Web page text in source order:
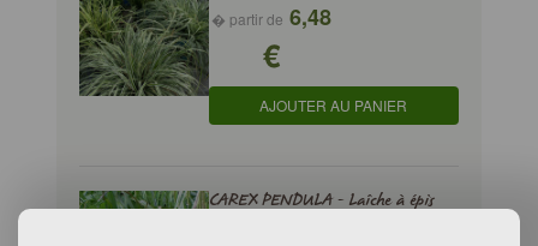
� partir de 6,48
€
AJOUTER AU PANIER
CAREX PENDULA - Laîche à épis